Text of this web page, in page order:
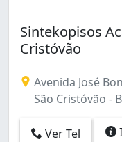
Sintekopisos
Cristóvão
Avenida José
São Cristóvão -
Ver Tel